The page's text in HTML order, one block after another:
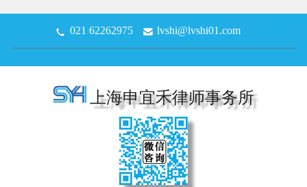
021 62262975 lvshi@lvshi01.com
上海申宜禾律师事务所